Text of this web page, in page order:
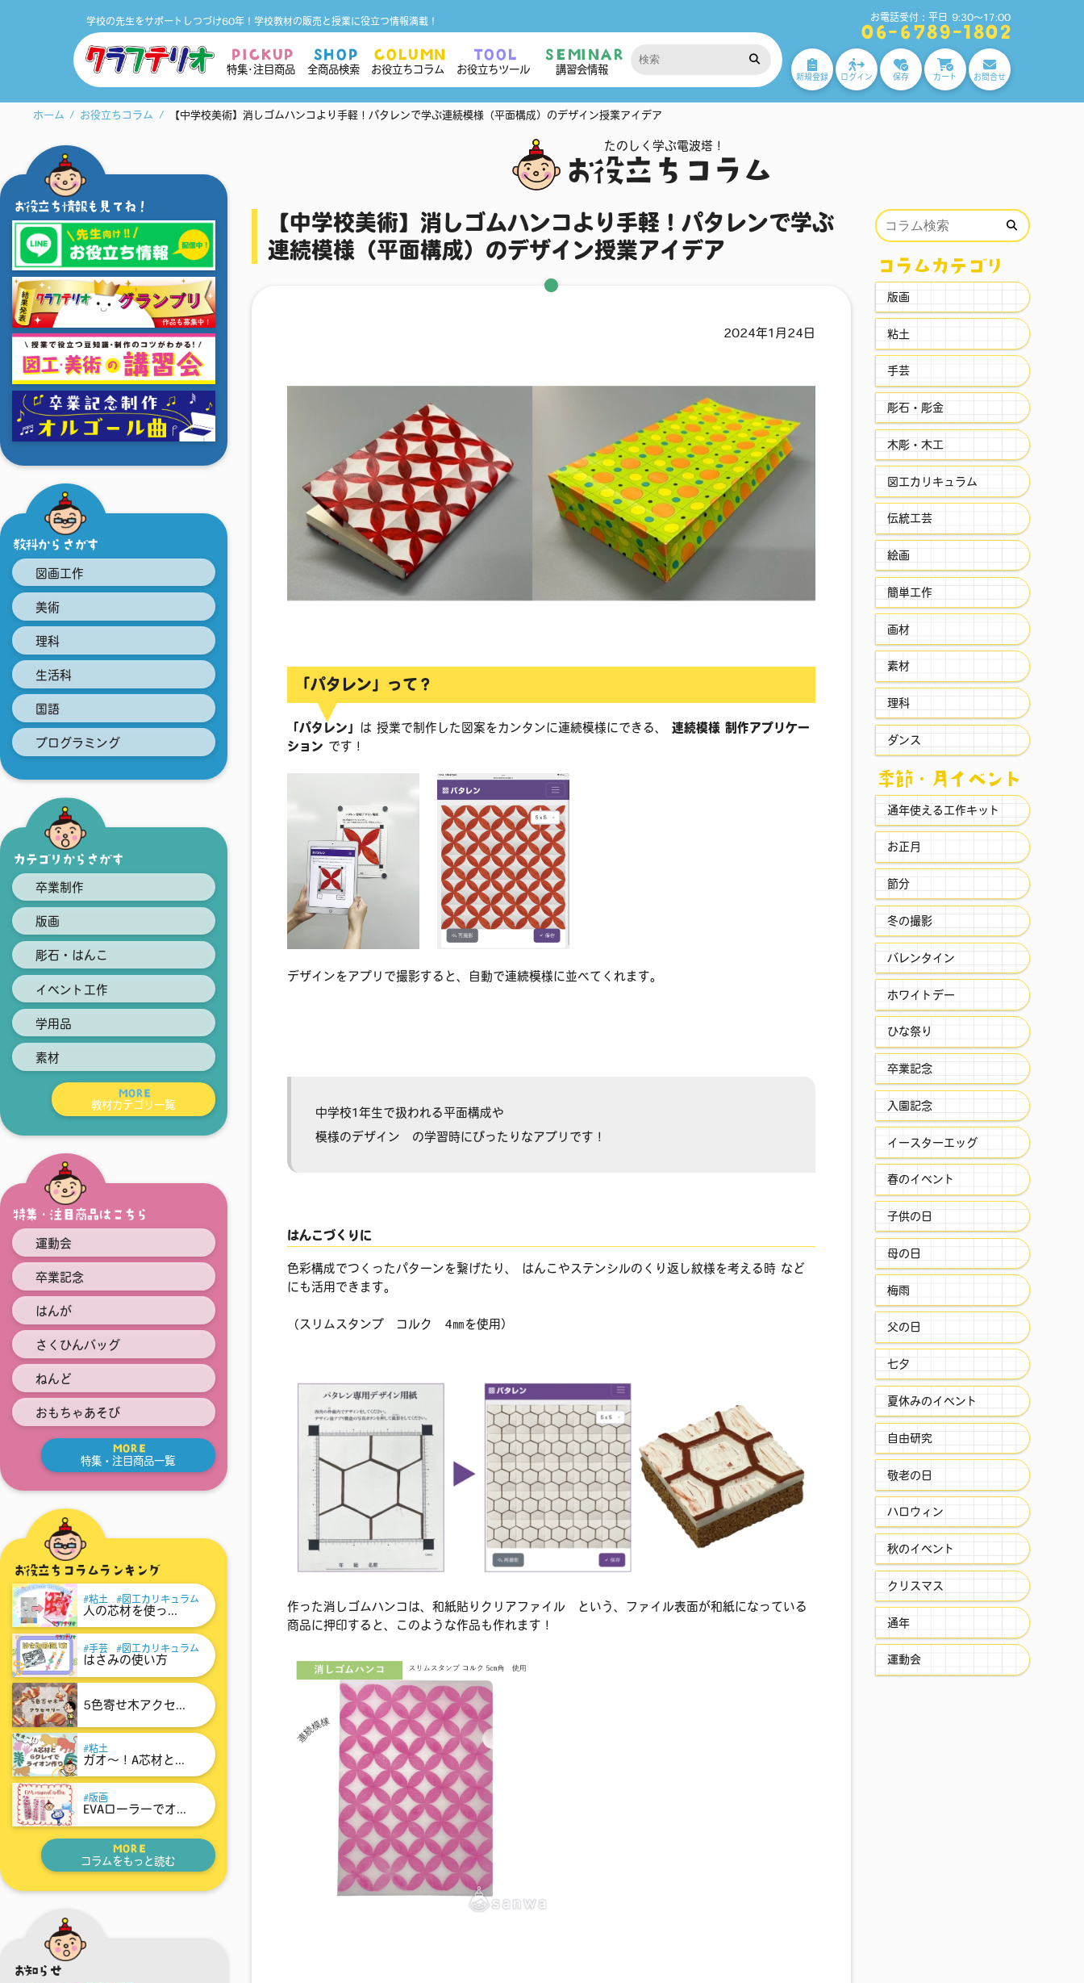
学校の先生をサポートしつづけ60年！ 学校教材の販売と授業に役立つ情報満載！
PICKUP
特集･注目商品
SHOP
全商品検索
COLUMN
お役立ちコラム
TOOL
お役立ちツール
SEMINAR
講習会情報
お電話受付：平日 9:30～17:00
06-6789-1802
新規登録 ログイン 保存 カート お問合せ
ホーム お役立ちコラム 【中学校美術】消しゴムハンコより手軽！パタレンで学ぶ連続模様（平面構成）のデザイン授業アイデア
お役立ち情報も見てね！
教科からさがす
図画工作
美術
理科
生活科
国語
プログラミング
カテゴリからさがす
卒業制作
版画
彫石・はんこ
イベント工作
学用品
素材
MORE
教材カテゴリ一覧
特集・注目商品はこちら
運動会
卒業記念
はんが
さくひんバッグ
ねんど
おもちゃあそび
MORE
特集・注目商品一覧
お役立ちコラムランキング
粘土 図工カリキュラム
人の芯材を使っ...
手芸 図工カリキュラム
はさみの使い方
5色寄せ木アクセ...
粘土
ガオ～！A芯材と...
版画
EVAローラーでオ...
MORE
コラムをもっと読む
お知らせ
たのしく学ぶ電波塔！
お役立ちコラム
【中学校美術】消しゴムハンコより手軽！パタレンで学ぶ
連続模様（平面構成）のデザイン授業アイデア
2024年1月24日
「パタレン」って？
「パタレン」 は 授業で制作した図案をカンタンに連続模様にできる、連続模様 制作アプリケー
ション です！
デザインをアプリで撮影すると、自動で連続模様に並べてくれます。
中学校1年生で扱われる平面構成や
模様のデザイン の学習時にぴったりなアプリです！
はんこづくりに
色彩構成でつくったパターンを繋げたり、 はんこやステンシルのくり返し紋様を考える時 など
にも活用できます。
（スリムスタンプ コルク 4㎜を使用）
作った消しゴムハンコは、和紙貼りクリアファイル という、ファイル表面が和紙になっている
商品に押印すると、このような作品も作れます！
コラムカテゴリ
版画
粘土
手芸
彫石・彫金
木彫・木工
図工カリキュラム
伝統工芸
絵画
簡単工作
画材
素材
理科
ダンス
季節・⽉イベント
通年使える工作キット
お正月
節分
冬の撮影
バレンタイン
ホワイトデー
ひな祭り
卒業記念
入園記念
イースターエッグ
春のイベント
子供の日
母の日
梅雨
父の日
七夕
夏休みのイベント
自由研究
敬老の日
ハロウィン
秋のイベント
クリスマス
通年
運動会